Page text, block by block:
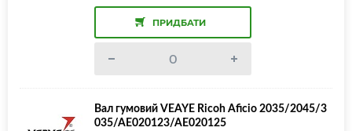
ПРИДБАТИ
Вал гумовий VEAYE Ricoh Aficio 2035/2045/3
035/AE020123/AE020125